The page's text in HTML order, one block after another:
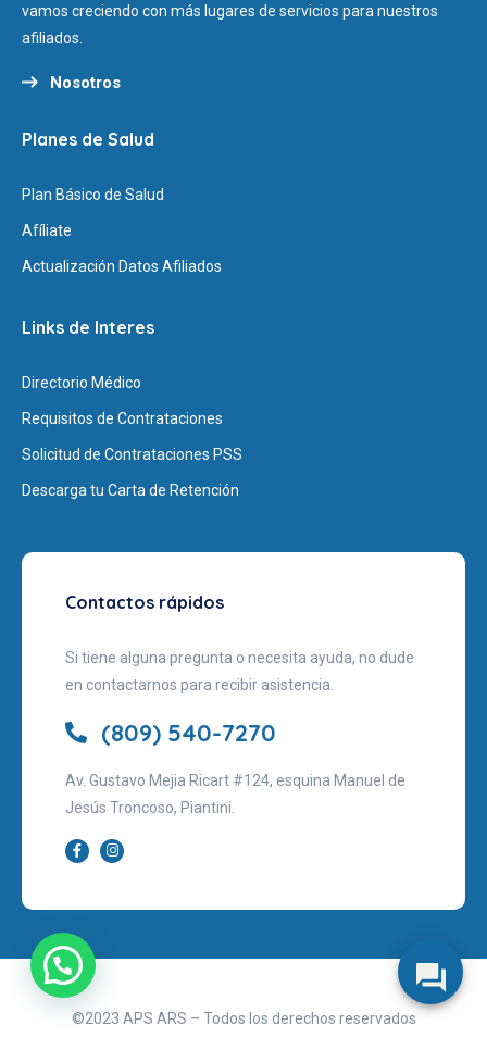
vamos creciendo con más lugares de servicios para nuestros
afiliados.
Nosotros
Planes de Salud
Plan Básico de Salud
Afíliate
Actualización Datos Afiliados
Links de Interes
Directorio Médico
Requisitos de Contrataciones
Solicitud de Contrataciones PSS
Descarga tu Carta de Retención
Contactos rápidos
Si tiene alguna pregunta o necesita ayuda, no dude
en contactarnos para recibir asistencia.
(809) 540-7270
Av. Gustavo Mejia Ricart #124, esquina Manuel de
Jesús Troncoso, Piantini.
©2023 APS ARS – Todos los derechos reservados